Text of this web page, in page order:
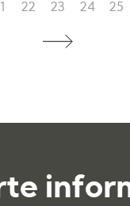
22 23 24 25